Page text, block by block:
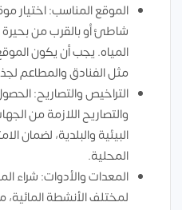
الموقع المناسب: اختيار
شاطئ أو بالقرب من
المياه. يجب أن يكون
مثل الفنادق والمطاعم
التراخيص والتصاريح:
والتصاريح اللازمة من
البيئية والبلدية، لضمان
المحلية.
المعدات والأدوات: شراء
لمختلف الأنشطة المائية،